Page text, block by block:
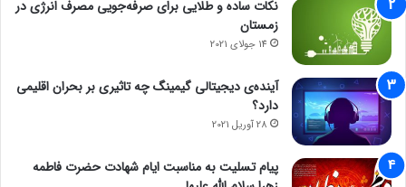
نکات ساده و طلایی برای صرفه‌جویی مصرف انرژی در
زمستان
14 جولای 2021
آینده‌ی دیجیتالی گیمینگ چه تاثیری بر بحران اقلیمی
دارد؟
28 آوریل 2021
پیام تسلیت به مناسبت ایام شهادت حضرت فاطمه